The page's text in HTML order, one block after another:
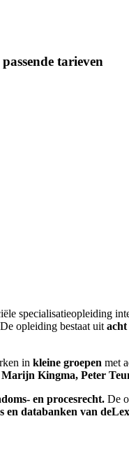
tarieven
specialisatieopleiding
opleiding bestaat uit acht
in kleine groepen met
Marijn Kingma, Peter
en procesrecht. De
en databanken van deLex